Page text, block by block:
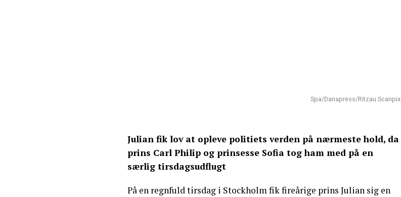
Spa/Danapress/Ritzau Scanpix
Julian fik lov at opleve politiets verden på nærmeste hold, da
prins Carl Philip og prinsesse Sofia tog ham med på en
særlig tirsdagsudflugt
På en regnfuld tirsdag i Stockholm fik fireårige prins Julian sig en